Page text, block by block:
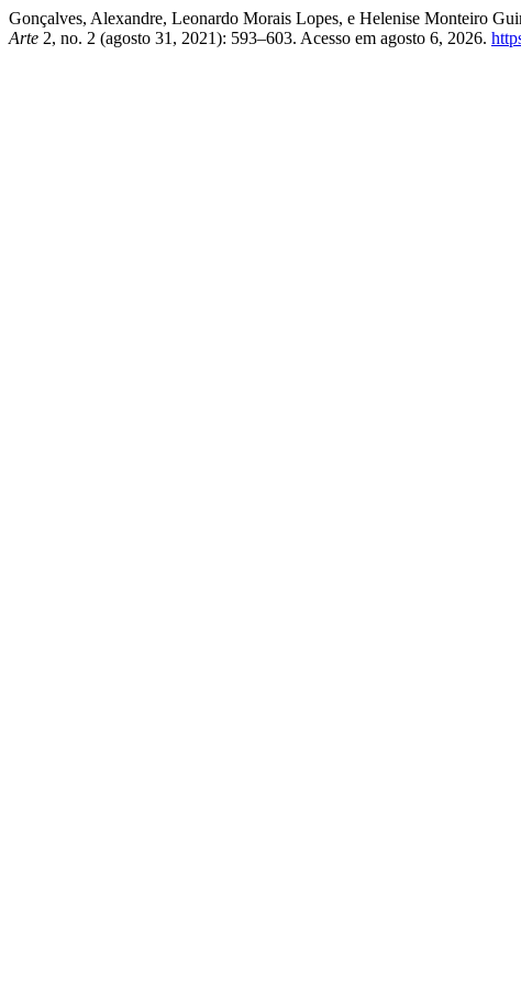
Gonçalves, Alexandre, Leonardo Morais Lopes, e Helenise Monteiro
Arte 2, no. 2 (agosto 31, 2021): 593–603. Acesso em agosto 6, 2026.